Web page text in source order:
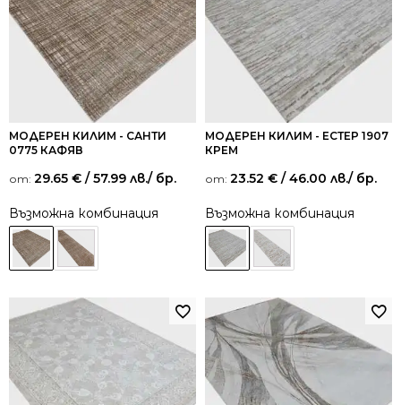
МОДЕРЕН КИЛИМ - САНТИ
0775 КАФЯВ
от: 29.65 € / 57.99 лв./ бр.
Възможна комбинация
МОДЕРЕН КИЛИМ - ЕСТЕР 1907
КРЕМ
от: 23.52 € / 46.00 лв./ бр.
Възможна комбинация